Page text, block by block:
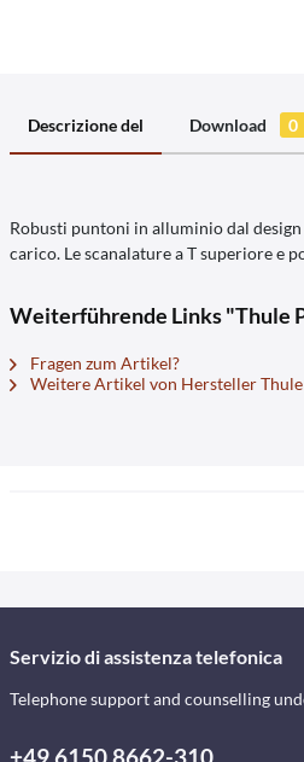
Descrizione del Download 0
Robusti puntoni in alluminio dal
carico. Le scanalature a T superiore e
Weiterführende Links "Thule
Fragen zum Artikel?
Weitere Artikel von Hersteller Thule
Servizio di assistenza telefonica
Telephone support and counselling